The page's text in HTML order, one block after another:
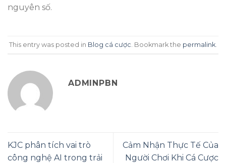
nguyên số.
This entry was posted in Blog cá cược . Bookmark the permalink
ADMINPBN
KJC phân tích vai trò
công nghệ AI trong trải
Cảm Nhận Thực Tế Của
Người Chơi Khi Cá Cược